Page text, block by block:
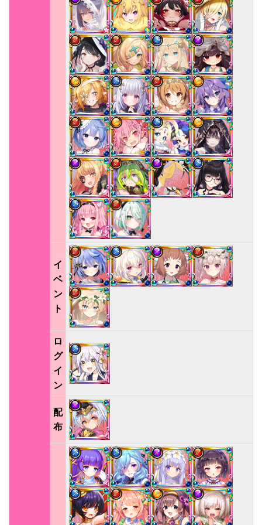
イ
ベ
ン
ト
ロ
グ
イ
ン
配
布